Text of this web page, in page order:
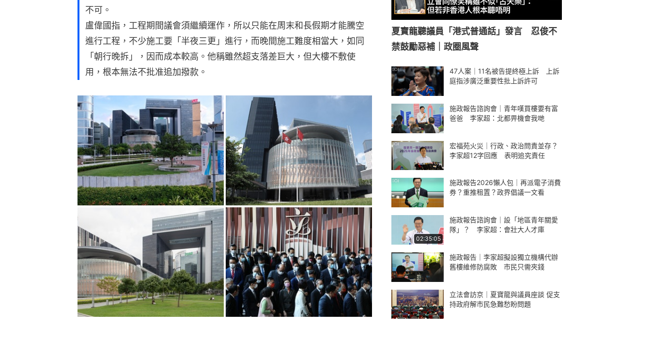
不可。
盧偉國指，工程期間議會須繼續運作，所以只能在周末和長假期才能騰空
進行工程，不少施工要「半夜三更」進行，而晚間施工難度相當大，如同
「朝行晚拆」，因而成本較高。他稱雖然超支落差巨大，但大樓不敷使
用，根本無法不批准追加撥款。
夏寶龍聽議員「港式普通話」發言 忍俊不
禁鼓勵惡補｜政圈風聲
47人案｜11名被告提終極上訴 上訴
庭指涉廣泛重要性批上訴許可
施政報告諮詢會｜青年嘆買樓要有富
爸爸 李家超：北都畀機會我哋
宏福苑火災｜行政、政治問責並存？
李家超12字回應 表明追究責任
施政報告2026懶人包｜再派電子消費
券？重推租置？政界倡議一文看
02:35:05
施政報告諮詢會｜設「地區青年關愛
隊」？ 李家超：會壯大人才庫
施政報告｜李家超擬設獨立機構代辦
舊樓維修防腐敗 市民只需夾錢
立法會訪京｜夏寶龍與議員座談 促支
持政府解市民急難愁盼問題